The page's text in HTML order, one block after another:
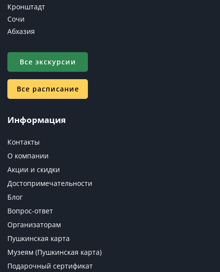
Кронштадт
Сочи
Абхазия
Все экскурсии
Все расписание
Информация
Контакты
О компании
Акции и скидки
Достопримечательности
Блог
Вопрос-ответ
Организаторам
Пушкинская карта
Музеям (Пушкинская карта)
Подарочный сертификат